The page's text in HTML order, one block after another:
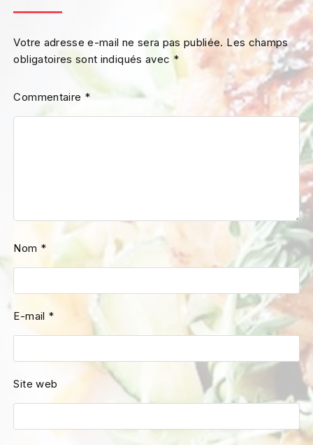
Votre adresse e-mail ne sera pas publiée. Les champs
obligatoires sont indiqués avec *
Commentaire *
Nom *
E-mail *
Site web